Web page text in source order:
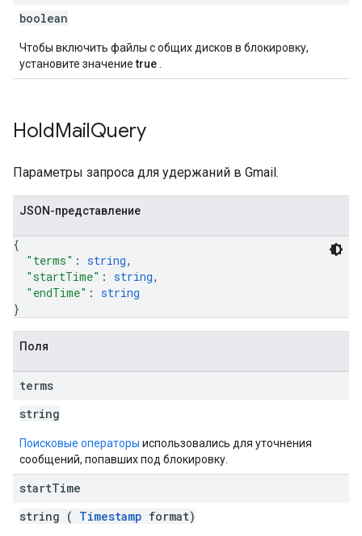
boolean
Чтобы включить файлы с общих дисков в блокировку,
установите значениеtrue
HoldMailQuery
Параметры запроса для удержаний в Gmail.
JSON-представление
{
"terms" : string,
"startTime" : string,
"endTime" : string
}
Поля
terms
string
Поисковые операторы использовались для уточнения
сообщений, попавших под блокировку.
startTime
string ( Timestamp format)